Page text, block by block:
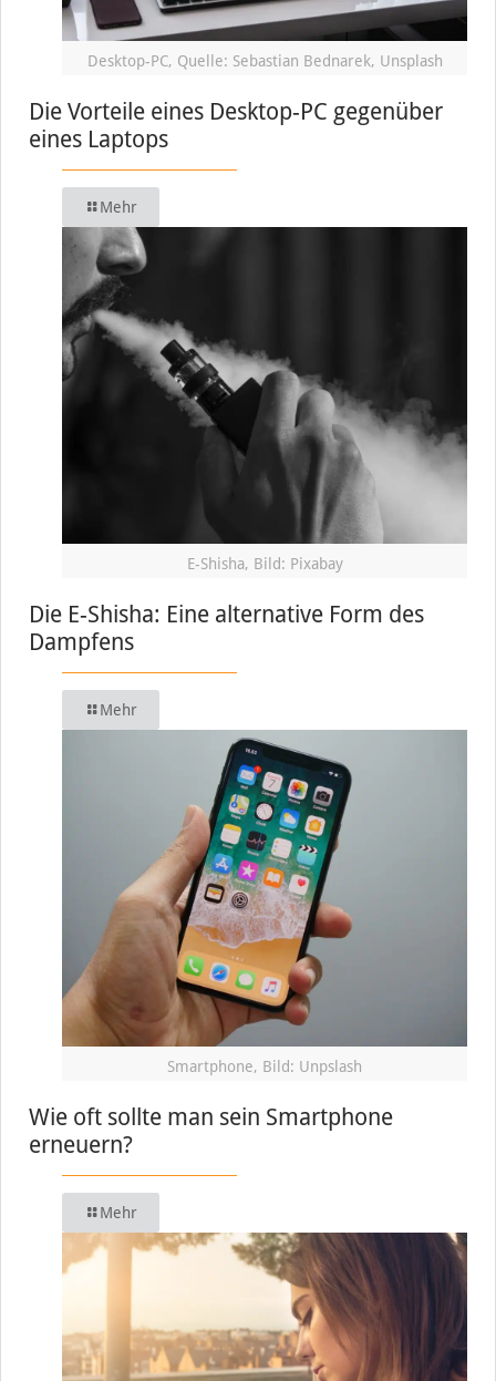
Desktop-PC, Quelle: Sebastian Bednarek, Unsplash
Die Vorteile eines Desktop-PC gegenüber
eines Laptops
Mehr
E-Shisha, Bild: Pixabay
Die E-Shisha: Eine alternative Form des
Dampfens
Mehr
Smartphone, Bild: Unpslash
Wie oft sollte man sein Smartphone
erneuern?
Mehr